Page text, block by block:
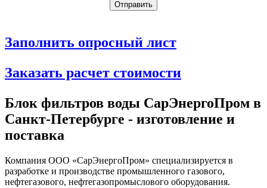
Заполнить опросный лист
Заказать расчет стоимости
Блок фильтров воды СарЭнергоПром в
Санкт-Петербурге - изготовление и
поставка
Компания ООО «СарЭнергоПром» специализируется в
разработке и производстве промышленного газового,
нефтегазового, нефтегазопромыслового оборудования.